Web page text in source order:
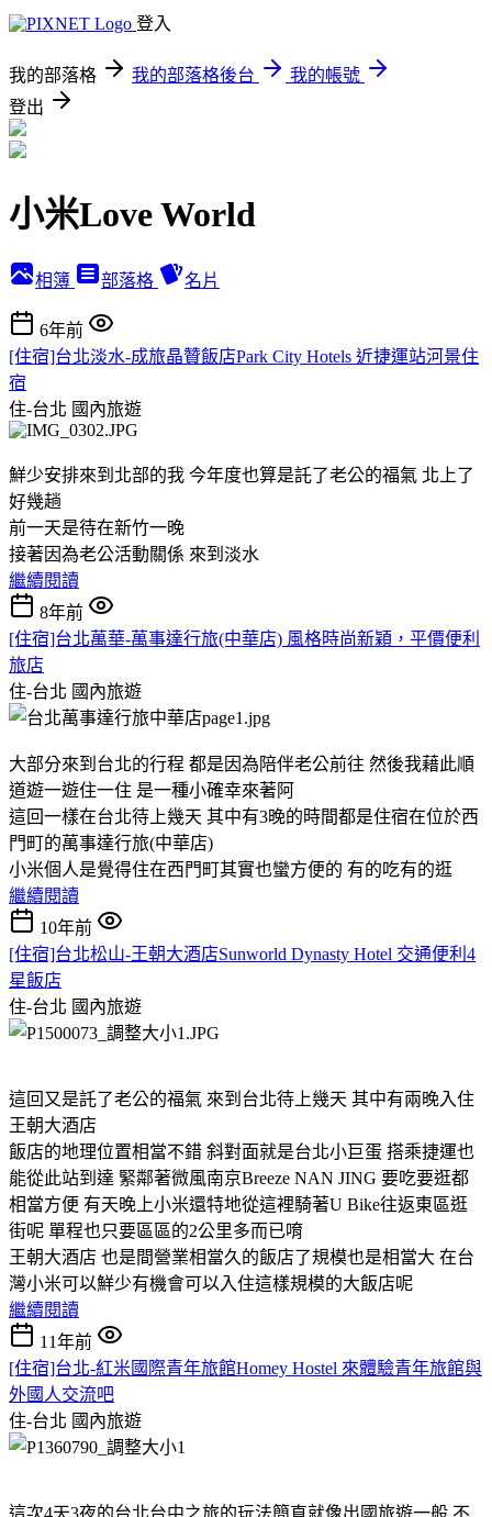
登入
我的部落格 我的部落格後台
我的帳號
登出
小米Love World
相簿 部落格 名片
6年前
[住宿]台北淡水-成旅晶贊飯店Park City Hotels 近捷運站河景住
宿
住-台北 國內旅遊
鮮少安排來到北部的我 今年度也算是託了老公的福氣 北上了
好幾趟
前一天是待在新竹一晚
接著因為老公活動關係 來到淡水
繼續閱讀
8年前
[住宿]台北萬華-萬事達行旅(中華店) 風格時尚新穎，平價便利
旅店
住-台北 國內旅遊
大部分來到台北的行程 都是因為陪伴老公前往 然後我藉此順
道遊一遊住一住 是一種小確幸來著阿
這回一樣在台北待上幾天 其中有3晚的時間都是住宿在位於西
門町的萬事達行旅(中華店)
小米個人是覺得住在西門町其實也蠻方便的 有的吃有的逛
繼續閱讀
10年前
[住宿]台北松山-王朝大酒店Sunworld Dynasty Hotel 交通便利4
星飯店
住-台北 國內旅遊
這回又是託了老公的福氣 來到台北待上幾天 其中有兩晚入住
王朝大酒店
飯店的地理位置相當不錯 斜對面就是台北小巨蛋 搭乘捷運也
能從此站到達 緊鄰著微風南京Breeze NAN JING 要吃要逛都
相當方便 有天晚上小米還特地從這裡騎著U Bike往返東區逛
街呢 單程也只要區區的2公里多而已唷
王朝大酒店 也是間營業相當久的飯店了規模也是相當大 在台
灣小米可以鮮少有機會可以入住這樣規模的大飯店呢
繼續閱讀
11年前
[住宿]台北-紅米國際青年旅館Homey Hostel 來體驗青年旅館與
外國人交流吧
住-台北 國內旅遊
這次4天3夜的台北台中之旅的玩法簡直就像出國旅遊一般 不